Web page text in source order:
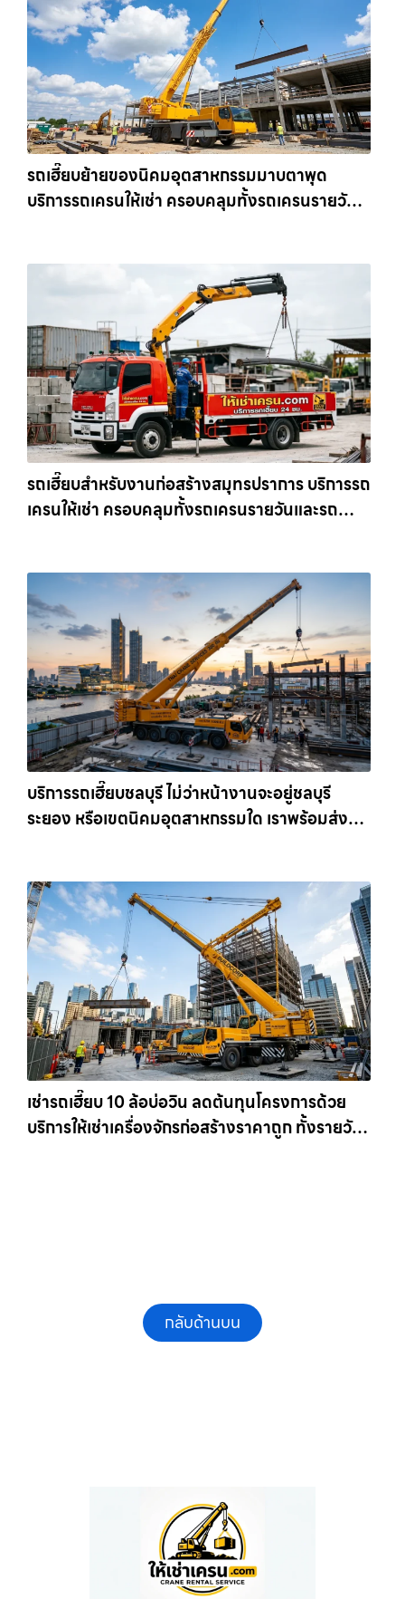
รถเฮี๊ยบย้ายของนิคมอุตสาหกรรมมาบตาพุด
บริการรถเครนให้เช่า ครอบคลุมทั้งรถเครนรายวัน
รถเฮี๊ยบสำหรับงานก่อสร้างสมุทรปราการ บริการรถ
เครนให้เช่า ครอบคลุมทั้งรถเครนรายวันและรถ
บริการรถเฮี๊ยบชลบุรี ไม่ว่าหน้างานจะอยู่ชลบุรี
ระยอง หรือเขตนิคมอุตสาหกรรมใด เราพร้อมส่งรถ
เช่ารถเฮี๊ยบ 10 ล้อบ่อวิน ลดต้นทุนโครงการด้วย
บริการให้เช่าเครื่องจักรก่อสร้างราคาถูก ทั้งรายวัน
กลับด้านบน